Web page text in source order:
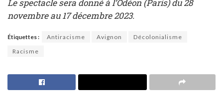
Le spectacle sera donné à l’Odéon (Paris) du 28
novembre au 17 décembre 2023.
Étiquettes : Antiracisme Avignon
Décolonialisme
Racisme